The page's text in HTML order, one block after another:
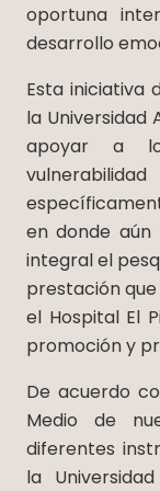
oportuna
desarrollo
Esta iniciativa
la Universidad
apoyar a
en donde
integral el
prestación que
el Hospital El
promoción y
De acuerdo
Medio de
diferentes
la